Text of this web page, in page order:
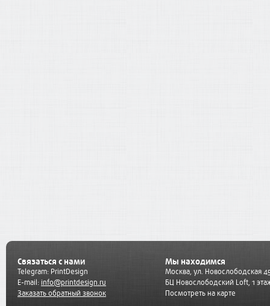
Связаться с нами
Telegram: PrintDesign
E-mail: info@printdesign.ru
Заказать обратный звонок
Мы находимся
Москва, ул. Новослободская
БЦ Новослободский Loft, 1
Посмотреть на карте